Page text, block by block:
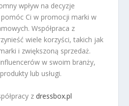
wpływ na decyzje
Ci w promocji marki w
Współpraca z
wiele korzyści, takich jak
i zwiększoną sprzedaż.
w swoim branży,
lub usługi.
z dressbox.pl